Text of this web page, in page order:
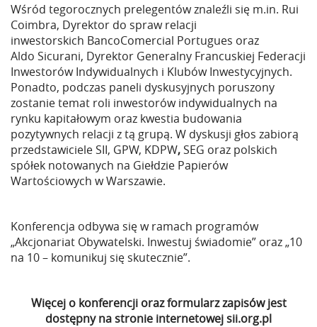
Wśród tegorocznych prelegentów znaleźli się m.in. Rui
Coimbra, Dyrektor do spraw relacji
inwestorskich BancoComercial Portugues oraz
Aldo Sicurani, Dyrektor Generalny Francuskiej Federacji
Inwestorów Indywidualnych i Klubów Inwestycyjnych.
Ponadto, podczas paneli dyskusyjnych poruszony
zostanie temat roli inwestorów indywidualnych na
rynku kapitałowym oraz kwestia budowania
pozytywnych relacji z tą grupą. W dyskusji głos zabiorą
przedstawiciele SII, GPW, KDPW,SEG oraz polskich
spółek notowanych na Giełdzie Papierów
Wartościowych w Warszawie.
Konferencja odbywa się w ramach programów
„Akcjonariat Obywatelski. Inwestuj świadomie” oraz „10
na 10 – komunikuj się skutecznie”.
Więcej o konferencji oraz formularz zapisów jest
dostępny na stronie internetowejsii.org.pl